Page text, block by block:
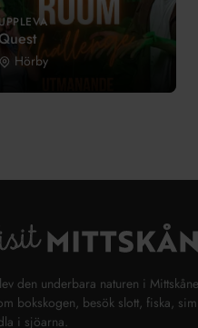
UPPLEVA
Hörby
den underbara naturen i
bokskogen, besök slott, fiska,
i sjöarna.